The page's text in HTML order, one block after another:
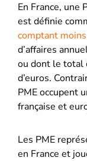
En France, une
est définie
comptant
d’affaires
ou dont le total
d’euros.
PME occupent
française et
Les PME
en France et